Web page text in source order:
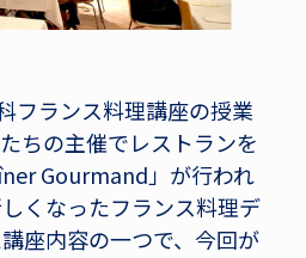
フランス料理講座の授業
ちの主催でレストランを
Gourmand」が行われ
くなったフランス料理デ
座内容の一つで、今回が